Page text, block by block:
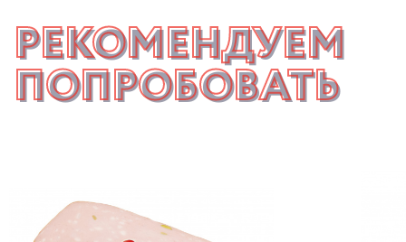
РЕКОМЕНДУЕМ
ПОПРОБОВАТЬ